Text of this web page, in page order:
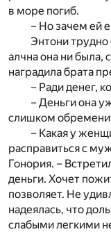
в море погиб.
– Но зачем ей
Энтони трудно
алчна она ни была,
наградила брата
– Ради денег,
– Деньги она
слишком
– Какая у
расправиться с
Гонория. –
деньги. Хочет
позволяет. Не
надеялась, что
слабыми легкими